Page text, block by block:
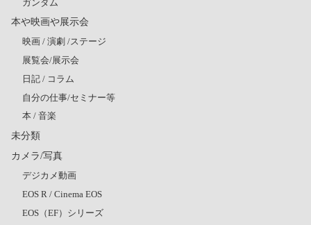
ガンダム
本や映画や展示会
映画 / 演劇 /ステージ
展覧会/展示会
日記 / コラム
自分の仕事/セミナー等
本 / 音楽
未分類
カメラ/写真
デジカメ動画
EOS R / Cinema EOS
EOS（EF）シリーズ